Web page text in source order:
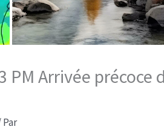
PM Arrivée
Par